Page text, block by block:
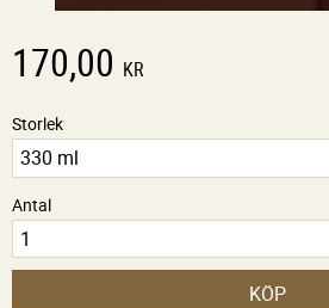
170,00 KR
Storlek
Antal
KÖP